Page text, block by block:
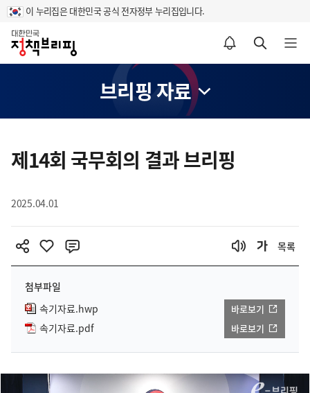
이 누리집은 대한민국 공식 전자정부 누리집입니다.
홈
알림설정 바로가기 검색 바로가기 메뉴 열기
브리핑 자료
텐
츠
역
제14회 국무회의 결과 브리핑
2025.04.01
목록
첨부파일
속기자료.hwp
바로보기
속기자료.pdf 바로보기